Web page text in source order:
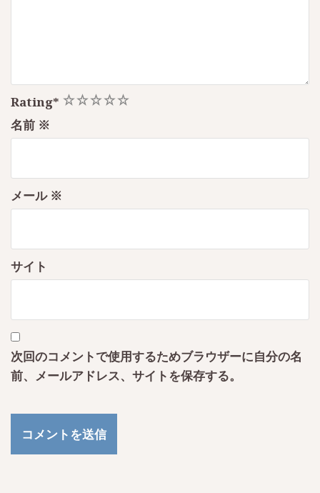
Rating* 5
4
3
2
1
名前 ※
メール ※
サイト
次回のコメントで使用するためブラウザーに自分の名
前、メールアドレス、サイトを保存する。